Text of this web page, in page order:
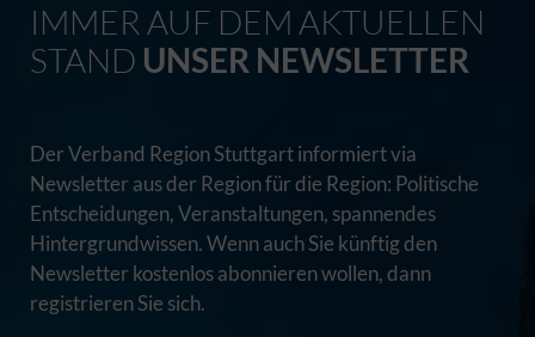
IMMER AUF DEM AKTUELLEN
STAND UNSER NEWSLETTER
Der Verband Region Stuttgart informiert via
Newsletter aus der Region für die Region: Politische
Entscheidungen, Veranstaltungen, spannendes
Hintergrundwissen. Wenn auch Sie künftig den
Newsletter kostenlos abonnieren wollen, dann
registrieren Sie sich.